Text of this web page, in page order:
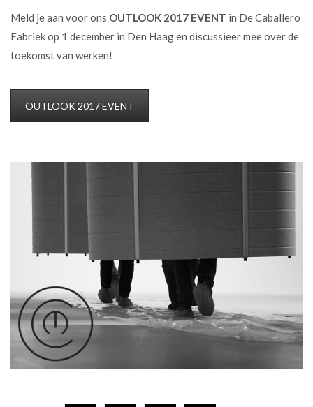
Meld je aan voor ons OUTLOOK 2017 EVENT in De Caballero
Fabriek op 1 december in Den Haag en discussieer mee over de
toekomst van werken!
OUTLOOK 2017 EVENT